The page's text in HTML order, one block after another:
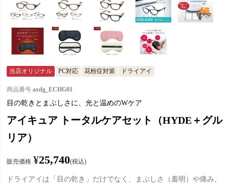
当店オリジナル PC対応 花粉症対策 ドライアイ
商品番号 axdg_ECHG01
目の乾きとまぶしさに、光と温めのWケア
アイキュア トータルケアセット（HYDE＋グル
リア）
販売価格 ¥25,740 税込
ドライアイは「目の乾き」だけでなく、まぶしさ（羞明）や痛み、